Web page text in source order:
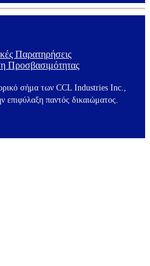
F
o
t
e
Παρατηρήσεις
Προσβασιμότητας
σήμα των CCL Industries Inc.,
παντός δικαιώματος.